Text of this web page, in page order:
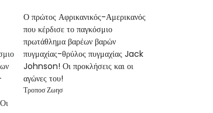
Ο πρώτος Αφρικανικός-Αμερικανός
που κέρδισε το παγκόσμιο
πρωτάθλημα βαρέων βαρών
πυγμαχίας-θρύλος πυγμαχίας Jack
Johnson! Οι προκλήσεις και οι
αγώνες του!
Τροποσ Ζωησ